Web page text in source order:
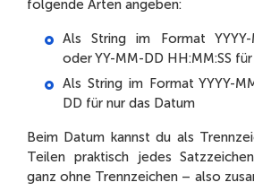
folgende Arten angeben:
Als String im Format YYYY-
oder YY-MM-DD HH:MM:SS
Als String im Format YYYY-
DD für nur das Datum
Beim Datum kannst du als
Teilen praktisch jedes
ganz ohne Trennzeichen – also